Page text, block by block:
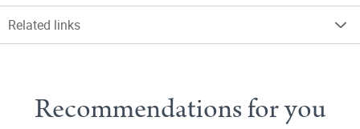
Related links
Recommendations for you